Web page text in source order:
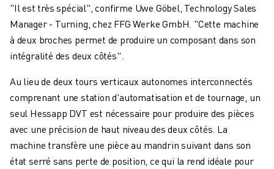
"Il est très spécial", confirme Uwe Göbel, Technology Sales
Manager - Turning, chez FFG Werke GmbH. "Cette machine
à deux broches permet de produire un composant dans son
intégralité des deux côtés".
Au lieu de deux tours verticaux autonomes interconnectés
comprenant une station d'automatisation et de tournage, un
seul Hessapp DVT est nécessaire pour produire des pièces
avec une précision de haut niveau des deux côtés. La
machine transfère une pièce au mandrin suivant dans son
état serré sans perte de position, ce qui la rend idéale pour